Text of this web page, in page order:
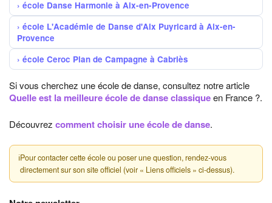
école Danse Harmonie à Aix-en-Provence
école L'Académie de Danse d'Aix Puyricard à Aix-en-
Provence
école Ceroc Plan de Campagne à Cabriès
Si vous cherchez une école de danse, consultez notre article
Quelle est la meilleure école de danse classiqueen France ?.
Découvrez comment choisir une école de danse.
ℹPour contacter cette école ou poser une question, rendez-vous
directement sur son site officiel (voir « Liens officiels » ci-dessus).